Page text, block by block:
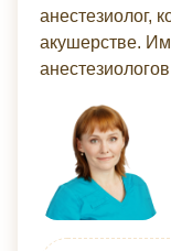
анестезиолог,
акушерстве.